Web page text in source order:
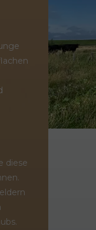
diese